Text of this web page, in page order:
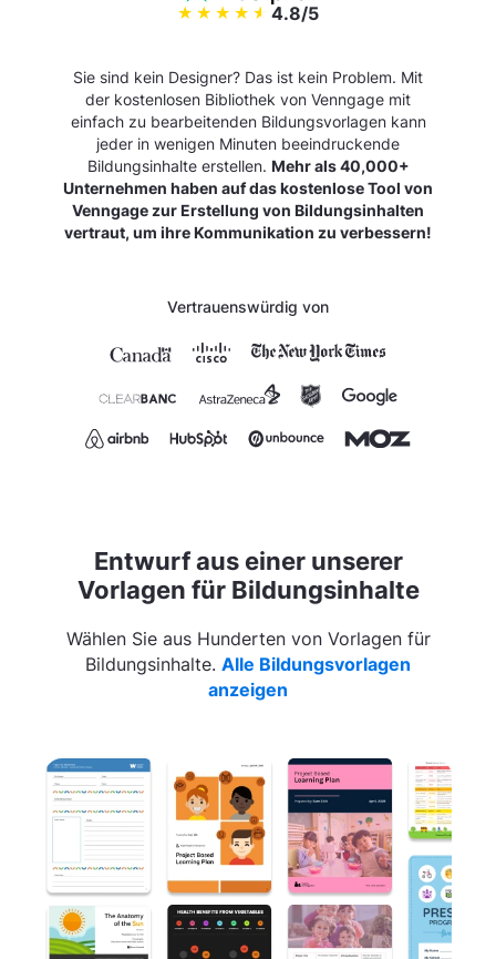
4.8/5
Sie sind kein Designer? Das ist kein Problem. Mit
der kostenlosen Bibliothek von Venngage mit
einfach zu bearbeitenden Bildungsvorlagen kann
jeder in wenigen Minuten beeindruckende
Bildungsinhalte erstellen. Mehr als 40,000+
Unternehmen haben auf das kostenlose Tool von
Venngage zur Erstellung von Bildungsinhalten
vertraut, um ihre Kommunikation zu verbessern!
Vertrauenswürdig von
Entwurf aus einer unserer
Vorlagen für Bildungsinhalte
Wählen Sie aus Hunderten von Vorlagen für
Bildungsinhalte. Alle Bildungsvorlagen
anzeigen